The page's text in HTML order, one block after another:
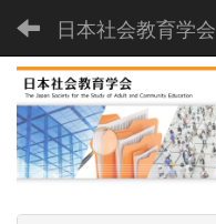
日本社会教育学会